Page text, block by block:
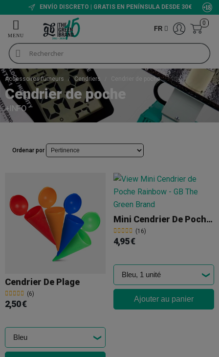
ENVÍO DISCRETO | GRATIS EN PENÍNSULA DESDE 30€
FR
0
Accessoires fumeurs Cendriers Cendrier de poche
Cendrier de poche
+INFO
Ordenar por
Cendrier De Plage
(6)
2,50 €
Mini Cendrier De Poche Rainbow
(16)
4,95 €
Ajouter au panier